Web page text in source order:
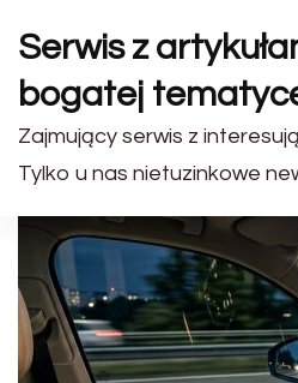
Serwis z
bogatej
Zajmujący serwis z
Tylko u nas nietuzinkowe